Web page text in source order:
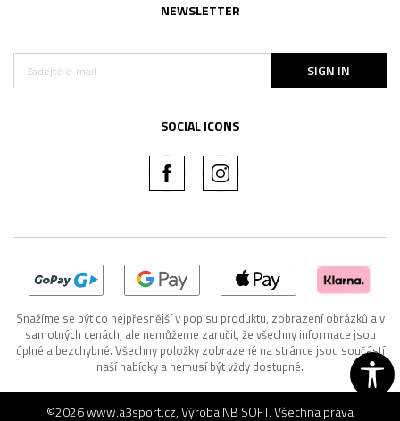
NEWSLETTER
SIGN IN
SOCIAL ICONS
Snažíme se být co nejpřesnější v popisu produktu, zobrazení obrázků a v
samotných cenách, ale nemůžeme zaručit, že všechny informace jsou
úplné a bezchybné. Všechny položky zobrazené na stránce jsou součástí
naší nabídky a nemusí být vždy dostupné.
©2026www.a3sport.cz, VýrobaNB SOFT. Všechna práva